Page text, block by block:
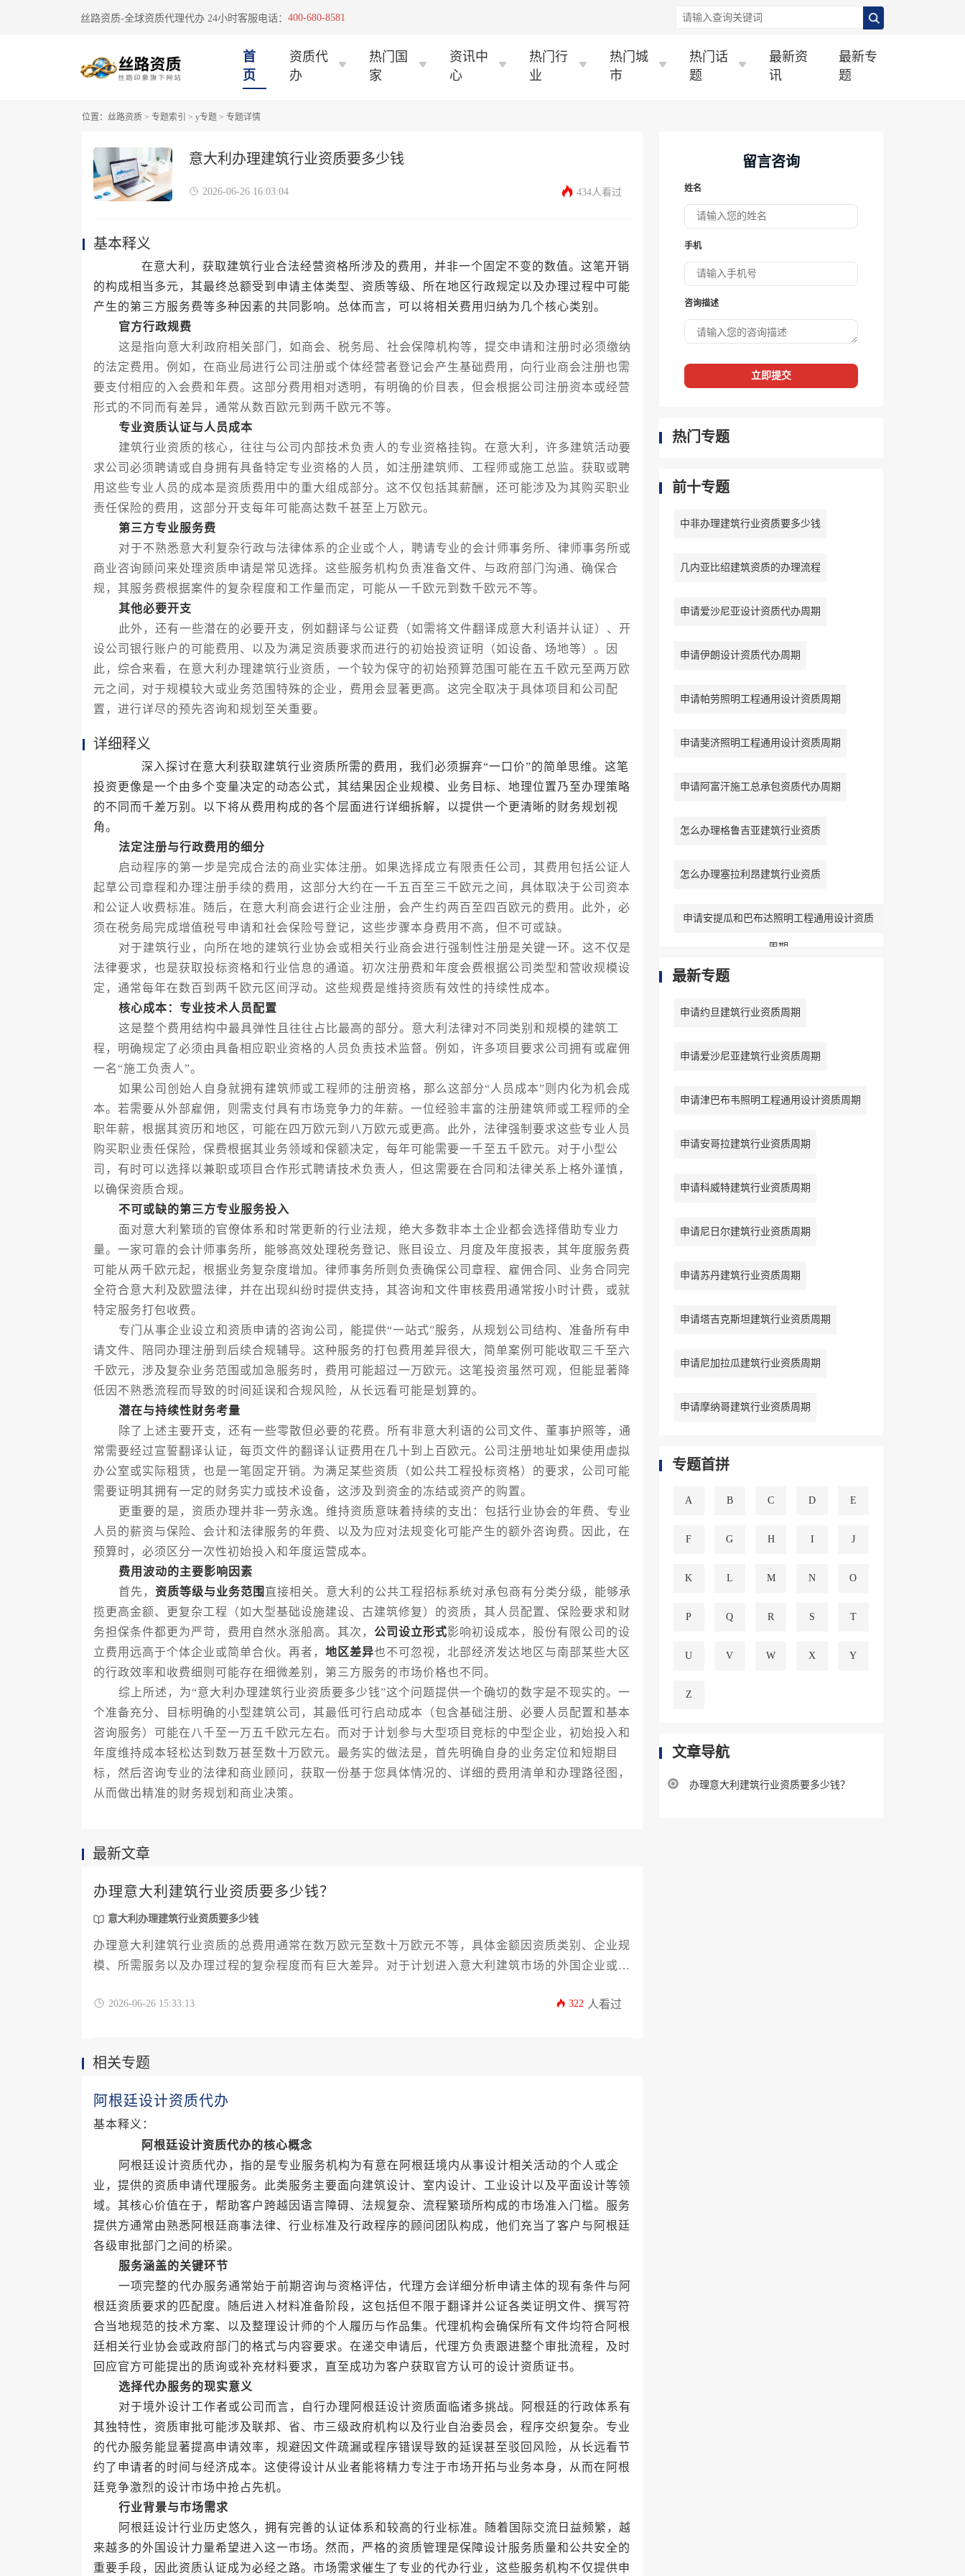
丝路资质-全球资质代理代办 24小时客服电话： 400-680-8581
首
页
资质代
办
热门国
家
资讯中
心
热门行
业
热门城
市
热门话
题
最新资
讯
最新专
题
位置： 丝路资质 > 专题索引 > y专题 > 专题详情
意大利办理建筑行业资质要多少钱
2026-06-26 16:03:04 434人看过
基本释义
在意大利，获取建筑行业合法经营资格所涉及的费用，并非一个固定不变的数值。这笔开销
的构成相当多元，其最终总额受到申请主体类型、资质等级、所在地区行政规定以及办理过程中可能
产生的第三方服务费等多种因素的共同影响。总体而言，可以将相关费用归纳为几个核心类别。
官方行政规费
这是指向意大利政府相关部门，如商会、税务局、社会保障机构等，提交申请和注册时必须缴纳
的法定费用。例如，在商业局进行公司注册或个体经营者登记会产生基础费用，向行业商会注册也需
要支付相应的入会费和年费。这部分费用相对透明，有明确的价目表，但会根据公司注册资本或经营
形式的不同而有差异，通常从数百欧元到两千欧元不等。
专业资质认证与人员成本
建筑行业资质的核心，往往与公司内部技术负责人的专业资格挂钩。在意大利，许多建筑活动要
求公司必须聘请或自身拥有具备特定专业资格的人员，如注册建筑师、工程师或施工总监。获取或聘
用这些专业人员的成本是资质费用中的重大组成部分。这不仅包括其薪酬，还可能涉及为其购买职业
责任保险的费用，这部分开支每年可能高达数千甚至上万欧元。
第三方专业服务费
对于不熟悉意大利复杂行政与法律体系的企业或个人，聘请专业的会计师事务所、律师事务所或
商业咨询顾问来处理资质申请是常见选择。这些服务机构负责准备文件、与政府部门沟通、确保合
规，其服务费根据案件的复杂程度和工作量而定，可能从一千欧元到数千欧元不等。
其他必要开支
此外，还有一些潜在的必要开支，例如翻译与公证费（如需将文件翻译成意大利语并认证）、开
设公司银行账户的可能费用、以及为满足资质要求而进行的初始投资证明（如设备、场地等）。因
此，综合来看，在意大利办理建筑行业资质，一个较为保守的初始预算范围可能在五千欧元至两万欧
元之间，对于规模较大或业务范围特殊的企业，费用会显著更高。这完全取决于具体项目和公司配
置，进行详尽的预先咨询和规划至关重要。
详细释义
深入探讨在意大利获取建筑行业资质所需的费用，我们必须摒弃“一口价”的简单思维。这笔
投资更像是一个由多个变量决定的动态公式，其结果因企业规模、业务目标、地理位置乃至办理策略
的不同而千差万别。以下将从费用构成的各个层面进行详细拆解，以提供一个更清晰的财务规划视
角。
法定注册与行政费用的细分
启动程序的第一步是完成合法的商业实体注册。如果选择成立有限责任公司，其费用包括公证人
起草公司章程和办理注册手续的费用，这部分大约在一千五百至三千欧元之间，具体取决于公司资本
和公证人收费标准。随后，在意大利商会进行企业注册，会产生约两百至四百欧元的费用。此外，必
须在税务局完成增值税号申请和社会保险号登记，这些步骤本身费用不高，但不可或缺。
对于建筑行业，向所在地的建筑行业协会或相关行业商会进行强制性注册是关键一环。这不仅是
法律要求，也是获取投标资格和行业信息的通道。初次注册费和年度会费根据公司类型和营收规模设
定，通常每年在数百到两千欧元区间浮动。这些规费是维持资质有效性的持续性成本。
核心成本：专业技术人员配置
这是整个费用结构中最具弹性且往往占比最高的部分。意大利法律对不同类别和规模的建筑工
程，明确规定了必须由具备相应职业资格的人员负责技术监督。例如，许多项目要求公司拥有或雇佣
一名“施工负责人”。
如果公司创始人自身就拥有建筑师或工程师的注册资格，那么这部分“人员成本”则内化为机会成
本。若需要从外部雇佣，则需支付具有市场竞争力的年薪。一位经验丰富的注册建筑师或工程师的全
职年薪，根据其资历和地区，可能在四万欧元到八万欧元或更高。此外，法律强制要求这些专业人员
购买职业责任保险，保费根据其业务领域和保额决定，每年可能需要一千至五千欧元。对于小型公
司，有时可以选择以兼职或项目合作形式聘请技术负责人，但这需要在合同和法律关系上格外谨慎，
以确保资质合规。
不可或缺的第三方专业服务投入
面对意大利繁琐的官僚体系和时常更新的行业法规，绝大多数非本土企业都会选择借助专业力
量。一家可靠的会计师事务所，能够高效处理税务登记、账目设立、月度及年度报表，其年度服务费
可能从两千欧元起，根据业务复杂度增加。律师事务所则负责确保公司章程、雇佣合同、业务合同完
全符合意大利及欧盟法律，并在出现纠纷时提供支持，其咨询和文件审核费用通常按小时计费，或就
特定服务打包收费。
专门从事企业设立和资质申请的咨询公司，能提供“一站式”服务，从规划公司结构、准备所有申
请文件、陪同办理注册到后续合规辅导。这种服务的打包费用差异很大，简单案例可能收取三千至六
千欧元，涉及复杂业务范围或加急服务时，费用可能超过一万欧元。这笔投资虽然可观，但能显著降
低因不熟悉流程而导致的时间延误和合规风险，从长远看可能是划算的。
潜在与持续性财务考量
除了上述主要开支，还有一些零散但必要的花费。所有非意大利语的公司文件、董事护照等，通
常需要经过宣誓翻译认证，每页文件的翻译认证费用在几十到上百欧元。公司注册地址如果使用虚拟
办公室或实际租赁，也是一笔固定开销。为满足某些资质（如公共工程投标资格）的要求，公司可能
需要证明其拥有一定的财务实力或技术设备，这涉及到资金的冻结或资产的购置。
更重要的是，资质办理并非一劳永逸。维持资质意味着持续的支出：包括行业协会的年费、专业
人员的薪资与保险、会计和法律服务的年费、以及为应对法规变化可能产生的额外咨询费。因此，在
预算时，必须区分一次性初始投入和年度运营成本。
费用波动的主要影响因素
首先， 资质等级与业务范围 直接相关。意大利的公共工程招标系统对承包商有分类分级，能够承
揽更高金额、更复杂工程（如大型基础设施建设、古建筑修复）的资质，其人员配置、保险要求和财
务担保条件都更为严苛，费用自然水涨船高。其次， 公司设立形式影响初设成本，股份有限公司的设
立费用远高于个体企业或简单合伙。再者， 地区差异也不可忽视，北部经济发达地区与南部某些大区
的行政效率和收费细则可能存在细微差别，第三方服务的市场价格也不同。
综上所述，为“意大利办理建筑行业资质要多少钱”这个问题提供一个确切的数字是不现实的。一
个准备充分、目标明确的小型建筑公司，其最低可行启动成本（包含基础注册、必要人员配置和基本
咨询服务）可能在八千至一万五千欧元左右。而对于计划参与大型项目竞标的中型企业，初始投入和
年度维持成本轻松达到数万甚至数十万欧元。最务实的做法是，首先明确自身的业务定位和短期目
标，然后咨询专业的法律和商业顾问，获取一份基于您具体情况的、详细的费用清单和办理路径图，
从而做出精准的财务规划和商业决策。
最新文章
办理意大利建筑行业资质要多少钱？
意大利办理建筑行业资质要多少钱
办理意大利建筑行业资质的总费用通常在数万欧元至数十万欧元不等，具体金额因资质类别、企业规
模、所需服务以及办理过程的复杂程度而有巨大差异。对于计划进入意大利建筑市场的外国企业或个
2026-06-26 15:33:13 322 人看过
相关专题
阿根廷设计资质代办
基本释义：
阿根廷设计资质代办的核心概念
阿根廷设计资质代办，指的是专业服务机构为有意在阿根廷境内从事设计相关活动的个人或企
业，提供的资质申请代理服务。此类服务主要面向建筑设计、室内设计、工业设计以及平面设计等领
域。其核心价值在于，帮助客户跨越因语言障碍、法规复杂、流程繁琐所构成的市场准入门槛。服务
提供方通常由熟悉阿根廷商事法律、行业标准及行政程序的顾问团队构成，他们充当了客户与阿根廷
各级审批部门之间的桥梁。
服务涵盖的关键环节
一项完整的代办服务通常始于前期咨询与资格评估，代理方会详细分析申请主体的现有条件与阿
根廷资质要求的匹配度。随后进入材料准备阶段，这包括但不限于翻译并公证各类证明文件、撰写符
合当地规范的技术方案、以及整理设计师的个人履历与作品集。代理机构会确保所有文件均符合阿根
廷相关行业协会或政府部门的格式与内容要求。在递交申请后，代理方负责跟进整个审批流程，及时
回应官方可能提出的质询或补充材料要求，直至成功为客户获取官方认可的设计资质证书。
选择代办服务的现实意义
对于境外设计工作者或公司而言，自行办理阿根廷设计资质面临诸多挑战。阿根廷的行政体系有
其独特性，资质审批可能涉及联邦、省、市三级政府机构以及行业自治委员会，程序交织复杂。专业
的代办服务能显著提高申请效率，规避因文件疏漏或程序错误导致的延误甚至驳回风险，从长远看节
约了申请者的时间与经济成本。这使得设计从业者能将精力专注于市场开拓与业务本身，从而在阿根
廷竞争激烈的设计市场中抢占先机。
行业背景与市场需求
阿根廷设计行业历史悠久，拥有完善的认证体系和较高的行业标准。随着国际交流日益频繁，越
来越多的外国设计力量希望进入这一市场。然而，严格的资质管理是保障设计服务质量和公共安全的
重要手段，因此资质认证成为必经之路。市场需求催生了专业的代办行业，这些服务机构不仅提供申
留言咨询
姓名
手机
咨询描述
立即提交
热门专题
前十专题
中非办理建筑行业资质要多少钱
几内亚比绍建筑资质的办理流程
申请爱沙尼亚设计资质代办周期
申请伊朗设计资质代办周期
申请帕劳照明工程通用设计资质周期
申请斐济照明工程通用设计资质周期
申请阿富汗施工总承包资质代办周期
怎么办理格鲁吉亚建筑行业资质
怎么办理塞拉利昂建筑行业资质
申请安提瓜和巴布达照明工程通用设计资质
周期
最新专题
申请约旦建筑行业资质周期
申请爱沙尼亚建筑行业资质周期
申请津巴布韦照明工程通用设计资质周期
申请安哥拉建筑行业资质周期
申请科威特建筑行业资质周期
申请尼日尔建筑行业资质周期
申请苏丹建筑行业资质周期
申请塔吉克斯坦建筑行业资质周期
申请尼加拉瓜建筑行业资质周期
申请摩纳哥建筑行业资质周期
专题首拼
A B C D E
F G H I J
K L M N O
P Q R S T
U V W X Y
Z
文章导航
办理意大利建筑行业资质要多少钱？